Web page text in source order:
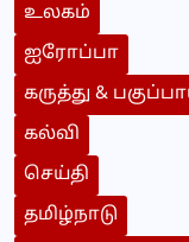
உலகம்
ஐரோப்பா
கருத்து &
கல்வி
செய்தி
தமிழ்நாடு